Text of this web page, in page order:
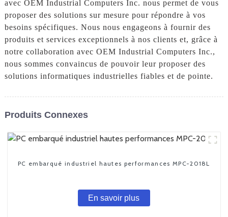
avec OEM Industrial Computers Inc. nous permet de vous
proposer des solutions sur mesure pour répondre à vos
besoins spécifiques. Nous nous engageons à fournir des
produits et services exceptionnels à nos clients et, grâce à
notre collaboration avec OEM Industrial Computers Inc.,
nous sommes convaincus de pouvoir leur proposer des
solutions informatiques industrielles fiables et de pointe.
Produits Connexes
PC embarqué industriel hautes performances MPC-2018L
En savoir plus